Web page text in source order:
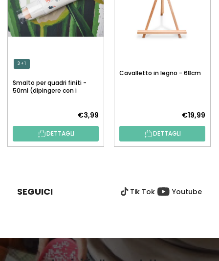
3 + 1
Smalto per quadri finiti -
50ml (dipingere con i
€3,99
DETTAGLI
Cavalletto in legno - 68cm
€19,99
DETTAGLI
G
SEGUICI Tik Tok Youtube